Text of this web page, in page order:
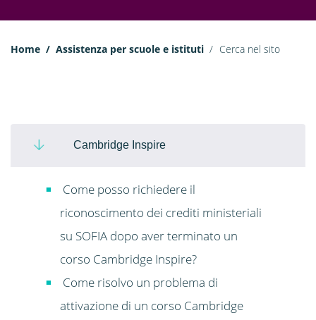
Home Assistenza per scuole e istituti Cerca nel sito
Cambridge Inspire
Come posso richiedere il
riconoscimento dei crediti ministeriali
su SOFIA dopo aver terminato un
corso Cambridge Inspire?
Come risolvo un problema di
attivazione di un corso Cambridge